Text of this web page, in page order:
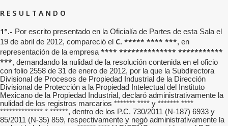
R E S U L T A N D O
1°.- Por escrito presentado en la Oficialía de Partes de esta Sala el
19 de abril de 2012, compareció el C. ***** **** ***, en
representación de la empresa **** ************** ***********
***, demandando la nulidad de la resolución contenida en el oficio
con folio 2558 de 31 de enero de 2012, por la que la Subdirectora
Divisional de Procesos de Propiedad Industrial de la Dirección
Divisional de Protección a la Propiedad Intelectual del Instituto
Mexicano de la Propiedad Industrial, declaró administrativamente la
nulidad de los registros marcarios ******* **** y ******* ****
************** * ******, dentro de los P.C. 730/2011 (N-187) 6933 y
85/2011 (N-35) 859, respectivamente y negó administrativamente la